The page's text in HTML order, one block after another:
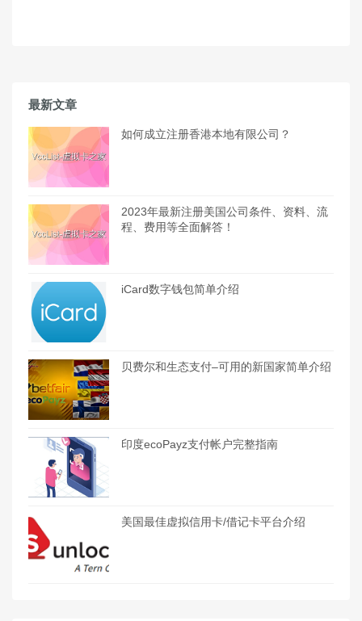
最新文章
如何成立注册香港本地有限公司？
2023年最新注册美国公司条件、资料、流
程、费用等全面解答！
iCard数字钱包简单介绍
贝费尔和生态支付–可用的新国家简单介绍
印度ecoPayz支付帐户完整指南
美国最佳虚拟信用卡/借记卡平台介绍